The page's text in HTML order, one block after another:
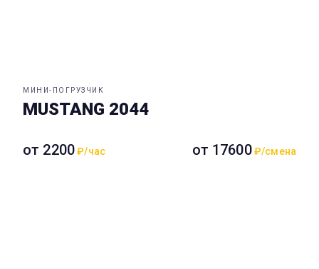
МИНИ-ПОГРУЗЧИК
MUSTANG 2044
от 2200₽/час от 17600₽/смена